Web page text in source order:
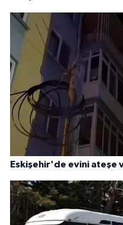
Eskişehir'de evini ateşe